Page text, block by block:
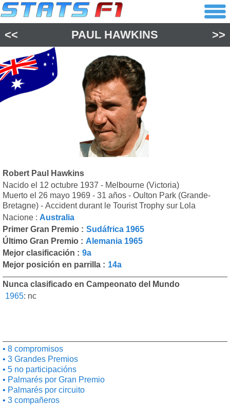
<< PAUL HAWKINS >>
Robert Paul Hawkins
Nacido el 12 octubre 1937 - Melbourne (Victoria)
Muerto el 26 mayo 1969 - 31 años - Oulton Park (Grande-
Bretagne) - Accident durant le Tourist Trophy sur Lola
Nacione : Australia
Primer Gran Premio : Sudáfrica 1965
Último Gran Premio : Alemania 1965
Mejor clasificación : 9a
Mejor posición en parrilla : 14a
Nunca clasificado en Campeonato del Mundo
1965: nc
8 compromisos
3 Grandes Premios
5 no participacións
Palmarés por Gran Premio
Palmarés por circuito
3 compañeros